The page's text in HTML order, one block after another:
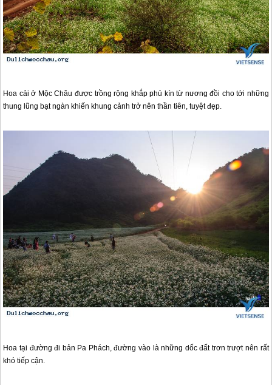
Hoa cải ở Mộc Châu được trồng rộng khắp phủ kín từ nương đồi cho tới những
thung lũng bạt ngàn khiến khung cảnh trở nên thần tiên, tuyệt đẹp.
Hoa tại đường đi bản Pa Phách, đường vào là những dốc đất trơn trượt nên rất
khó tiếp cận.